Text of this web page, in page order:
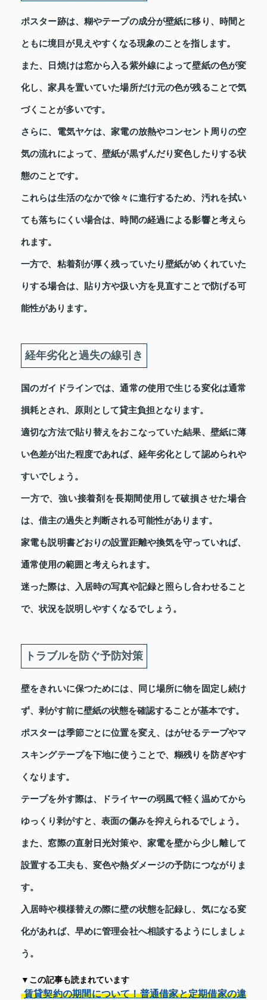
ポスター跡は、糊やテープの成分が壁紙に移り、時間と
ともに境目が見えやすくなる現象のことを指します。
また、日焼けは窓から入る紫外線によって壁紙の色が変
化し、家具を置いていた場所だけ元の色が残ることで気
づくことが多いです。
さらに、電気ヤケは、家電の放熱やコンセント周りの空
気の流れによって、壁紙が黒ずんだり変色したりする状
態のことです。
これらは生活のなかで徐々に進行するため、汚れを拭い
ても落ちにくい場合は、時間の経過による影響と考えら
れます。
一方で、粘着剤が厚く残っていたり壁紙がめくれていた
りする場合は、貼り方や扱い方を見直すことで防げる可
能性があります。
経年劣化と過失の線引き
国のガイドラインでは、通常の使用で生じる変化は通常
損耗とされ、原則として貸主負担となります。
適切な方法で貼り替えをおこなっていた結果、壁紙に薄
い色差が出た程度であれば、経年劣化として認められや
すいでしょう。
一方で、強い接着剤を長期間使用して破損させた場合
は、借主の過失と判断される可能性があります。
家電も説明書どおりの設置距離や換気を守っていれば、
通常使用の範囲と考えられます。
迷った際は、入居時の写真や記録と照らし合わせること
で、状況を説明しやすくなるでしょう。
トラブルを防ぐ予防対策
壁をきれいに保つためには、同じ場所に物を固定し続け
ず、剥がす前に壁紙の状態を確認することが基本です。
ポスターは季節ごとに位置を変え、はがせるテープやマ
スキングテープを下地に使うことで、糊残りを防ぎやす
くなります。
テープを外す際は、ドライヤーの弱風で軽く温めてから
ゆっくり剥がすと、表面の傷みを抑えられるでしょう。
また、窓際の直射日光対策や、家電を壁から少し離して
設置する工夫も、変色や熱ダメージの予防につながりま
す。
入居時や模様替えの際に壁の状態を記録し、気になる変
化があれば、早めに管理会社へ相談するようにしましょ
う。
▼この記事も読まれています
賃貸契約の期間について！普通借家と定期借家の違